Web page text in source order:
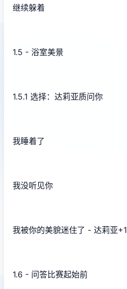
继续躲着
1.5 - 浴室美景
1.5.1 选择：达莉亚质问你
我睡着了
我没听见你
我被你的美貌迷住了 - 达莉亚+1
1.6 - 问答比赛起始前